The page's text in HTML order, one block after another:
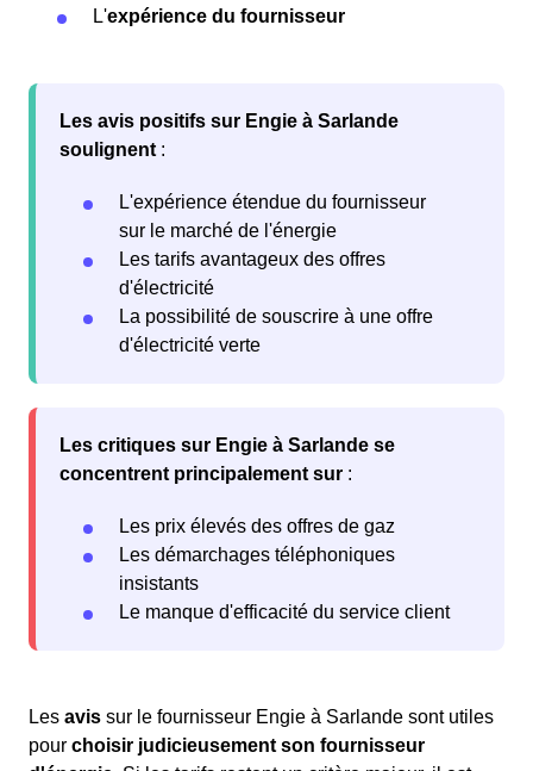
L'expérience du fournisseur
Les avis positifs sur Engie à Sarlande
soulignent :
L'expérience étendue du fournisseur
sur le marché de l'énergie
Les tarifs avantageux des offres
d'électricité
La possibilité de souscrire à une offre
d'électricité verte
Les critiques sur Engie à Sarlande se
concentrent principalement sur :
Les prix élevés des offres de gaz
Les démarchages téléphoniques
insistants
Le manque d'efficacité du service client
Les avis sur le fournisseur Engie à Sarlande sont utiles
pour choisir judicieusement son fournisseur